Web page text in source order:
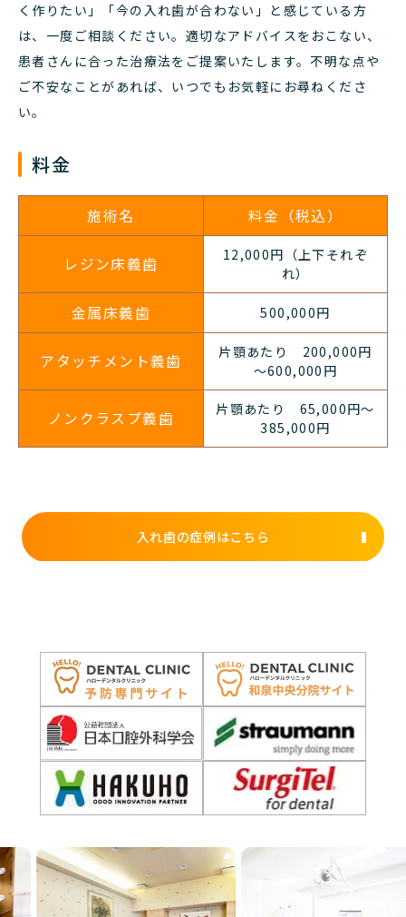
く作りたい」「今の入れ歯が合わない」と感じている方
は、一度ご相談ください。適切なアドバイスをおこない、
患者さんに合った治療法をご提案いたします。不明な点や
ご不安なことがあれば、いつでもお気軽にお尋ねくださ
い。
料金
施術名 料金（税込）
レジン床義歯
12,000円（上下それぞ
れ）
金属床義歯 500,000円
アタッチメント義歯
片顎あたり 200,000円
～600,000円
ノンクラスプ義歯
片顎あたり 65,000円〜
385,000円
入れ歯の症例はこちら
Previous